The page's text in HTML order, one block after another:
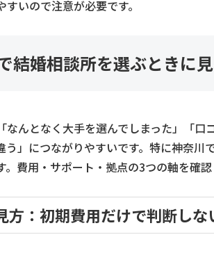
いので注意が必要です。
結婚相談所を選ぶときに
なんとなく大手を選んでしまった」「
う」につながりやすいです。特に神奈
。費用・サポート・拠点の3つの軸を確認
方：初期費用だけで判断しな